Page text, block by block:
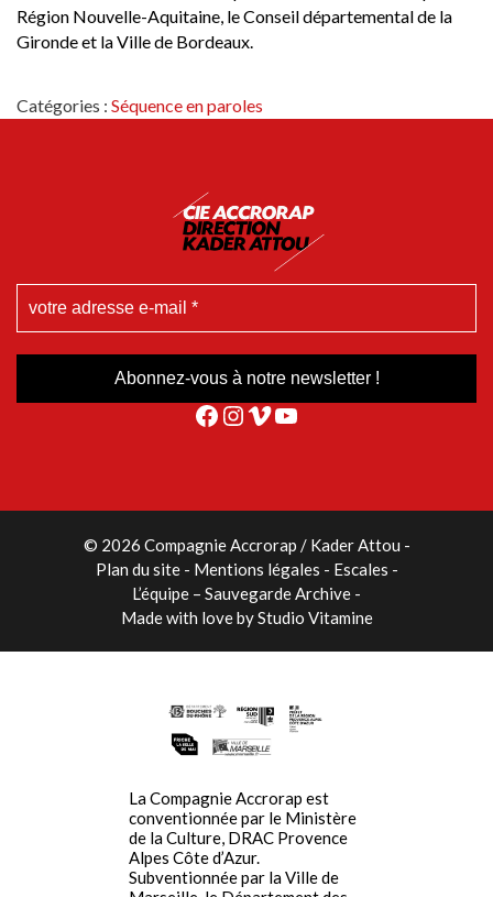
Région Nouvelle-Aquitaine, le Conseil départemental de la
Gironde et la Ville de Bordeaux.
Catégories : Séquence en paroles
Facebook
Instagram
Vimeo
YouTube
© 2026 Compagnie Accrorap / Kader Attou -
Plan du site
Mentions légales
Escales
L’équipe – Sauvegarde Archive
Made with love byStudio Vitamine
La Compagnie Accrorap est
conventionnée par le Ministère
de la Culture, DRAC Provence
Alpes Côte d’Azur.
Subventionnée par la Ville de